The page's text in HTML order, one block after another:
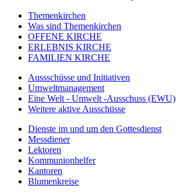
Themenkirchen
Was sind Themenkirchen
OFFENE KIRCHE
ERLEBNIS KIRCHE
FAMILIEN KIRCHE
Aussschüsse und Initiativen
Umweltmanagement
Eine Welt - Umwelt -Ausschuss (EWU)
Weitere aktive Ausschüsse
Dienste im und um den Gottesdienst
Messdiener
Lektoren
Kommunionhelfer
Kantoren
Blumenkreise